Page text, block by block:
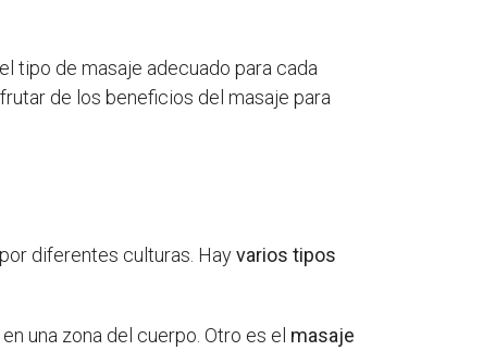
tipo de masaje adecuado para cada
de los beneficios del masaje para
diferentes culturas. Hayvarios tipos
una zona del cuerpo. Otro es el masaje